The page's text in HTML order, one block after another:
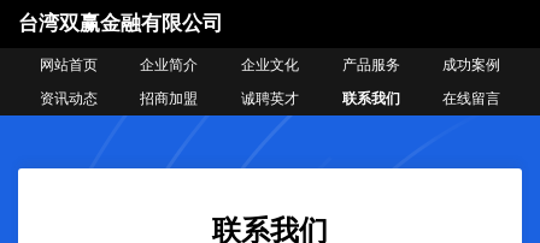
台湾双赢金融有限公司
网站首页 企业简介 企业文化 产品服务
成功案例
资讯动态
招商加盟 诚聘英才 联系我们 在线留言
联系我们